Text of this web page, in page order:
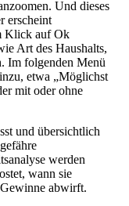
Und dieses
erscheint
Klick auf Ok
Art des Haushalts,
Im folgenden Menü
etwa „Möglichst
mit oder ohne
und übersichtlich
werden
wann sie
abwirft.